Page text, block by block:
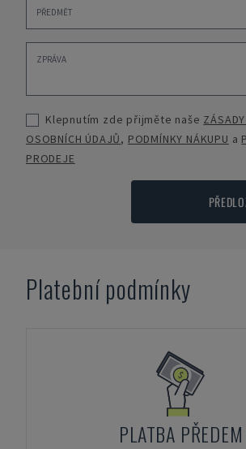
Klepnutím zde přijměte naše
OSOBNÍCH ÚDAJŮ, PODMÍNKY NÁKUPU a
PRODEJE
Platební podmínky
PLATBA PŘEDEM